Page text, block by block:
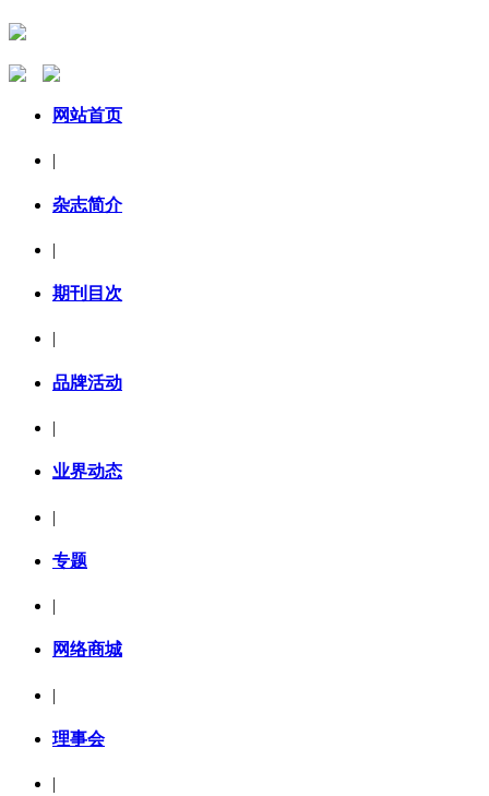
网站首页
|
杂志简介
|
期刊目次
品牌活动
|
业界动态
|
专题
|
网络商城
|
理事会
|